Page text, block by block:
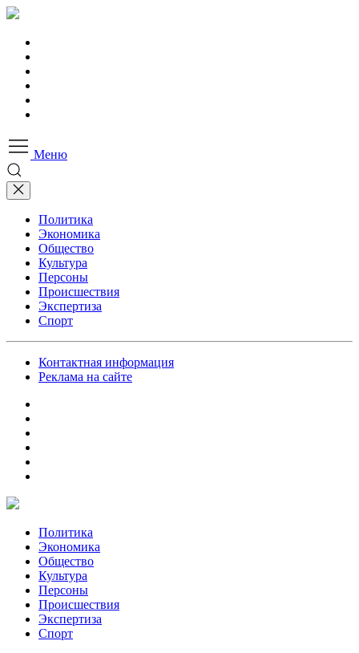
Меню
Политика
Экономика
Общество
Культура
Персоны
Происшествия
Экспертиза
Спорт
Контактная информация
Реклама на сайте
Политика
Экономика
Общество
Культура
Персоны
Происшествия
Экспертиза
Спорт